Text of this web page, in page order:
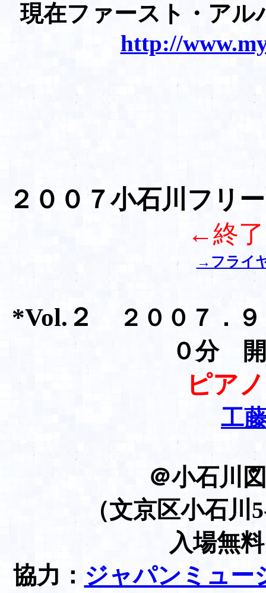
現在ファースト・ア
http://
２００７小石川フリ
←終
→フライ
*Vol.２
２００７．
０分
ピア
工
＠小石川
（文京区小石
入場無
協力： ジャパンミュー